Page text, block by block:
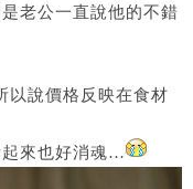
老公一直說他的不錯
以說價格反映在食材
起來也好消魂…